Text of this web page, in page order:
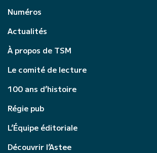
Numéros
Actualités
À propos de TSM
Le comité de lecture
100 ans d’histoire
Régie pub
L’Équipe éditoriale
Découvrir l’Astee